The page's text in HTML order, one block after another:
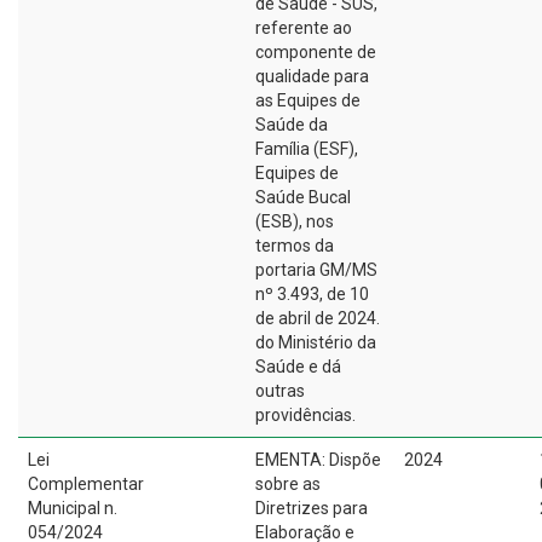
referente ao
componente de
qualidade para
as Equipes de
Saúde da
Família (ESF),
Equipes de
Saúde Bucal
(ESB), nos
termos da
portaria GM/MS
nº 3.493, de 10
de abril de 2024.
do Ministério da
Saúde e dá
outras
providências.
Lei
Complementar
Municipal n.
054/2024
EMENTA: Dispõe
sobre as
Diretrizes para
Elaboração e
2024